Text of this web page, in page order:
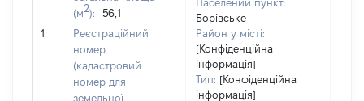
1
(м2):
56,1
Реєстраційний
номер
(кадастровий
номер для
земельної
Населений пункт:
Борівське
Район у місті:
[Конфіденційна
інформація]
Тип: [Конфіденційна
інформація]